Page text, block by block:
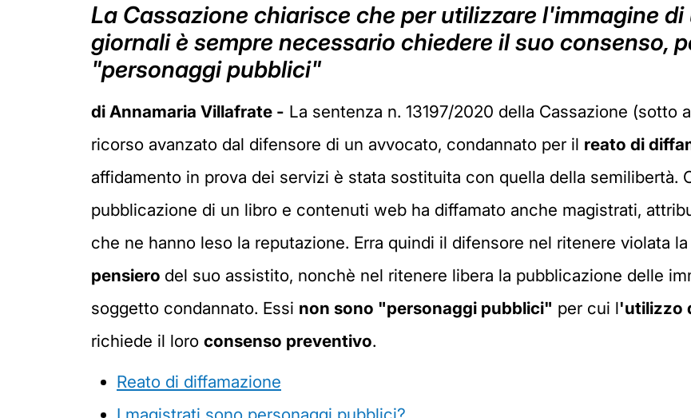
La Cassazione chiarisce che per utilizzare l'immagine
giornali è sempre necessario chiedere il suo consenso,
"personaggi pubblici"
di Annamaria Villafrate - La sentenza n. 13197/2020 della Cassazione (sotto
ricorso avanzato dal difensore di un avvocato, condannato per il reato di
affidamento in prova dei servizi è stata sostituita con quella della semilibertà.
pubblicazione di un libro e contenuti web ha diffamato anche magistrati,
che ne hanno leso la reputazione. Erra quindi il difensore nel ritenere violata la
pensiero del suo assistito, nonchè nel ritenere libera la pubblicazione delle
soggetto condannato. Essi non sono "personaggi pubblici" per cui l'utilizzo
richiede il loro consenso preventivo.
Reato di diffamazione